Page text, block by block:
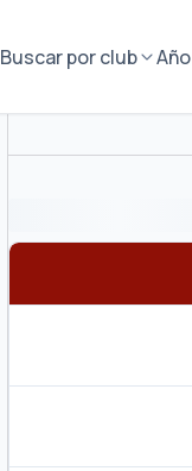
Buscar por club Año